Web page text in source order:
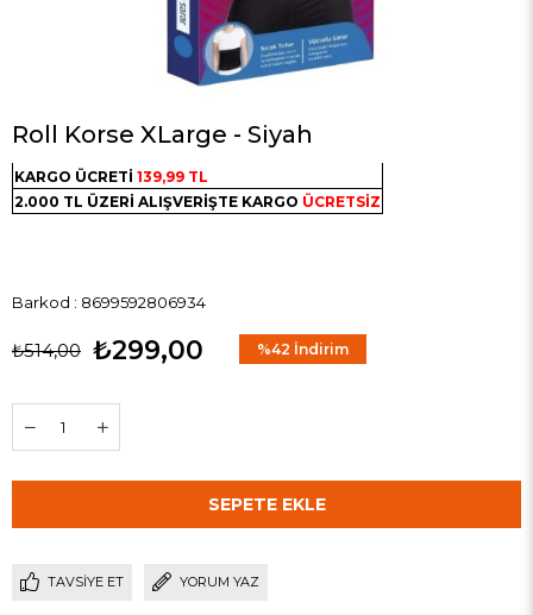
Roll Korse XLarge - Siyah
KARGO ÜCRETİ 139,99 TL
2.000 TL ÜZERİ ALIŞVERİŞTE KARGO ÜCRETSİZ
Barkod : 8699592806934
₺514,00 ₺299,00 %42 İndirim
TAVSIYE ET YORUM YAZ